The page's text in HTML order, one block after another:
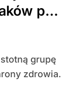
po
zdrowia.